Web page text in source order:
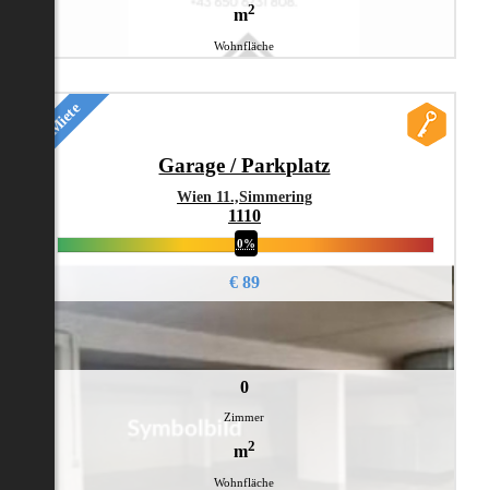
m2
Wohnfläche
Garage / Parkplatz
Wien 11.,Simmering
1110
0%
Miete
€ 89
0
Zimmer
m2
Wohnfläche